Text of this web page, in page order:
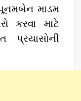
માડમ
કરવા માટે
પ્રયાસોની